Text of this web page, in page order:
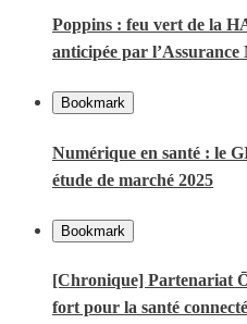
Poppins : feu vert de la
anticipée par l’Assurance
Bookmark
Numérique en santé : le
étude de marché 2025
Bookmark
[Chronique] Partenariat
fort pour la santé